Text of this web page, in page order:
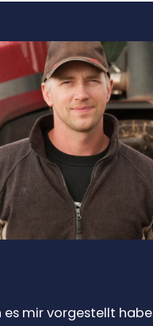
es mir vorgestellt